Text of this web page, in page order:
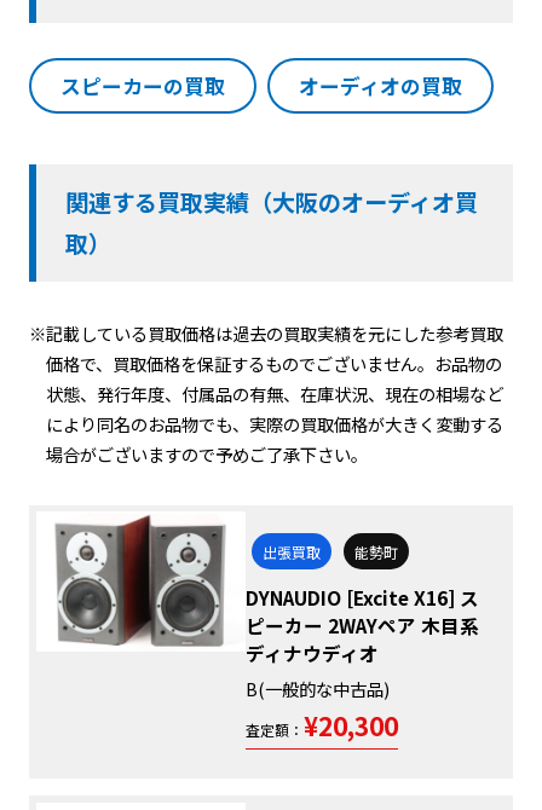
スピーカーの買取 オーディオの買取
関連する買取実績（大阪のオーディオ買
取）
※記載している買取価格は過去の買取実績を元にした参考買取
価格で、買取価格を保証するものでございません。お品物の
状態、発行年度、付属品の有無、在庫状況、現在の相場など
により同名のお品物でも、実際の買取価格が大きく変動する
場合がございますので予めご了承下さい。
出張買取 能勢町
DYNAUDIO [Excite X16] ス
ピーカー 2WAYペア 木目系
ディナウディオ
B(一般的な中古品)
査定額： ¥20,300